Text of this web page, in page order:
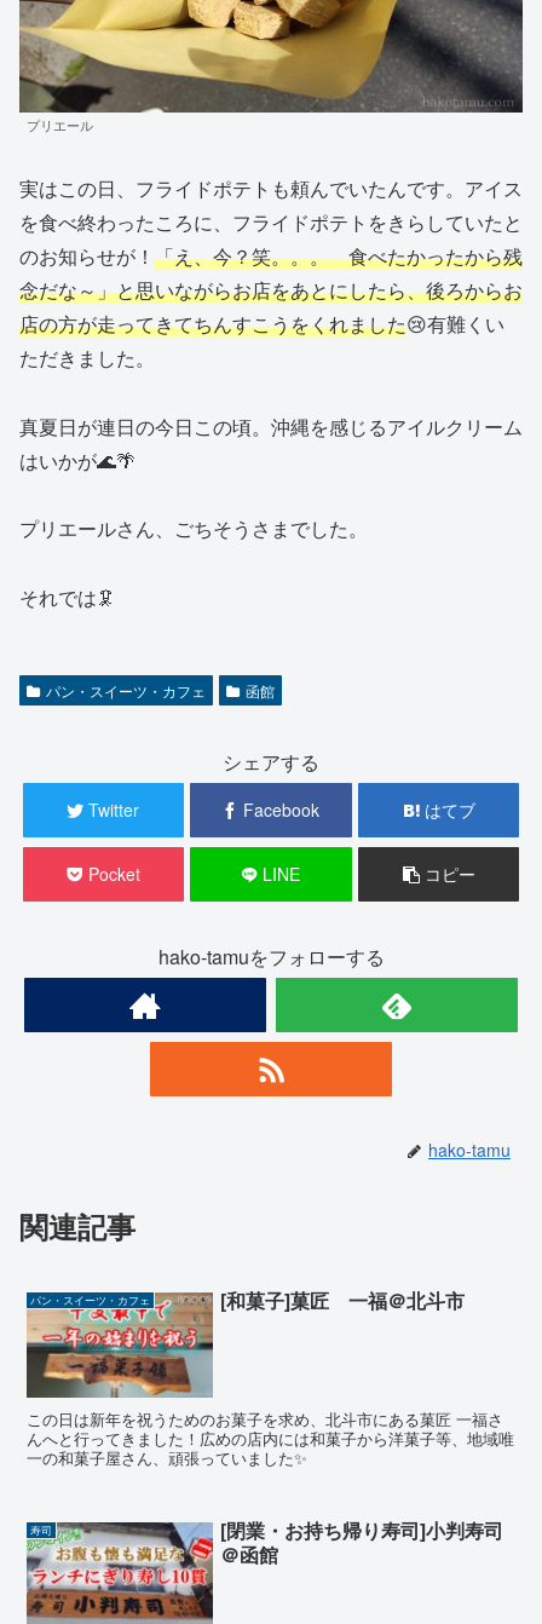
プリエール
実はこの日、フライドポテトも頼んでいたんです。アイス
を食べ終わったころに、フライドポテトをきらしていたと
のお知らせが！ 「え、今？笑。。。 食べたかったから残
念だな～」と思いながらお店をあとにしたら、後ろからお
店の方が走ってきてちんすこうをくれました😢有難くい
ただきました。
真夏日が連日の今日この頃。沖縄を感じるアイルクリーム
はいかが🌊🌴
プリエールさん、ごちそうさまでした。
それでは🦑
パン・スイーツ・カフェ 函館
シェアする
Twitter Facebook はてブ
Pocket LINE コピー
hako-tamuをフォローする
hako-tamu
関連記事
パン・スイーツ・カフェ [和菓子]菓匠 一福＠北斗市
この日は新年を祝うためのお菓子を求め、北斗市にある菓匠 一福さ
んへと行ってきました！広めの店内には和菓子から洋菓子等、地域唯
一の和菓子屋さん、頑張っていました✨
寿司
[閉業・お持ち帰り寿司]小判寿司
＠函館